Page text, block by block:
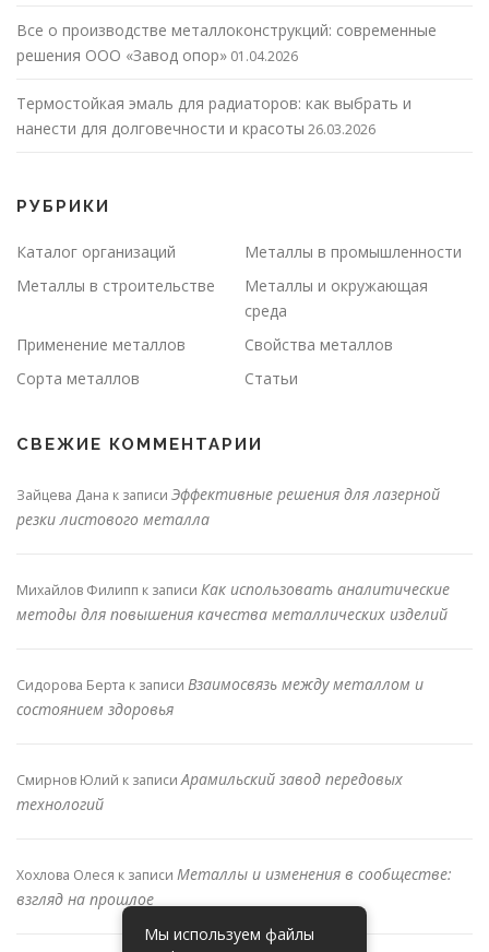
Все о производстве металлоконструкций: современные
решения ООО «Завод опор» 01.04.2026
Термостойкая эмаль для радиаторов: как выбрать и
нанести для долговечности и красоты 26.03.2026
РУБРИКИ
Каталог организаций
Металлы в промышленности
Металлы в строительстве
Металлы и окружающая
среда
Применение металлов
Свойства металлов
Сорта металлов
Статьи
СВЕЖИЕ КОММЕНТАРИИ
Зайцева Дана к записи Эффективные решения для лазерной
резки листового металла
Михайлов Филипп к записи Как использовать аналитические
методы для повышения качества металлических изделий
Сидорова Берта к записи Взаимосвязь между металлом и
состоянием здоровья
Смирнов Юлий к записиАрамильский завод передовых
технологий
Хохлова Олеся к записи Металлы и изменения в сообществе:
взгляд на прошлое
Мы используем файлы